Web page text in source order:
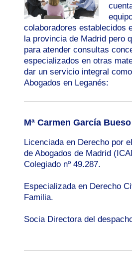
colaboradores establecidos
la provincia de Madrid pero
para atender consultas
especializados en otras
dar un servicio integral
Abogados en Leganés:
Mª Carmen García Bueso
Licenciada en Derecho por
de Abogados de Madrid
Colegiado nº 49.287.
Especializada en Derecho
Familia.
Socia Directora del